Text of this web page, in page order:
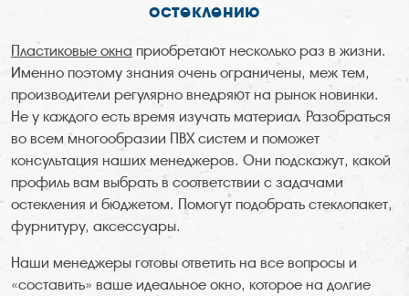
остеклению
Пластиковые окна приобретают несколько раз в жизни.
Именно поэтому знания очень ограничены, меж тем,
производители регулярно внедряют на рынок новинки.
Не у каждого есть время изучать материал. Разобраться
во всем многообразии ПВХ систем и поможет
консультация наших менеджеров. Они подскажут, какой
профиль вам выбрать в соответствии с задачами
остекления и бюджетом. Помогут подобрать стеклопакет,
фурнитуру, аксессуары.
Наши менеджеры готовы ответить на все вопросы и
«составить» ваше идеальное окно, которое на долгие